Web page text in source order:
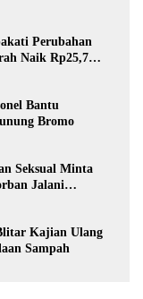
Perubahan
Naik Rp25,7
Bantu
Bromo
Seksual Minta
Jalani
Kajian Ulang
Sampah